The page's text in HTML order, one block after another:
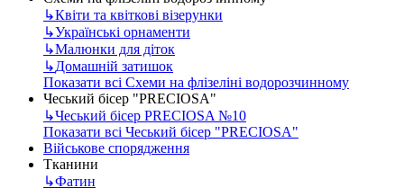
↳Квіти та квіткові візерунки
↳Українські орнаменти
↳Малюнки для діток
↳Домашній затишок
Показати всі Схеми на флізеліні водорозчинному
Чеський бісер "PRECIOSA"
↳Чеський бісер PRECIOSA №10
Показати всі Чеський бісер "PRECIOSA"
Військове спорядження
Тканини
↳Фатин